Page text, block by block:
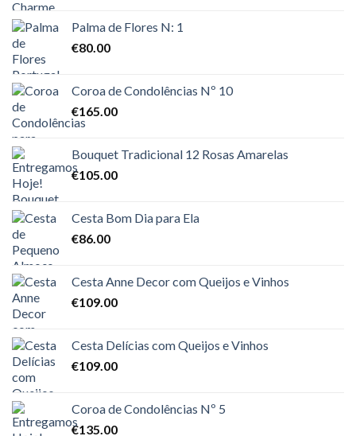
Palma de Flores N: 1
€80.00
Coroa de Condolências Nº 10
€165.00
Bouquet Tradicional 12 Rosas Amarelas
€105.00
Cesta Bom Dia para Ela
€86.00
Cesta Anne Decor com Queijos e Vinhos
€109.00
Cesta Delícias com Queijos e Vinhos
€109.00
Coroa de Condolências Nº 5
€135.00